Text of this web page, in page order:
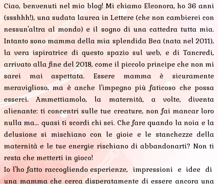
Ciao, benvenuti nel mio blog! Mi chiamo Eleonora, ho 36 anni
(ssshhh!), una sudata laurea in Lettere (che non cambierei con
nessun'altra al mondo) e il sogno di una cattedra tutta mia.
Intanto sono mamma della mia splendida Bea (nata nel 2011),
la vera ispiratrice di questo spazio sul web, e di Tancredi,
arrivato alla fine del 2018, come il piccolo principe che non mi
sarei mai aspettata. Essere mamma è sicuramente
meraviglioso, ma è anche l'impegno più faticoso che possa
esserci. Ammettiamolo, la maternità, a volte, diventa
alienante: ti concentri sulle tue creature, non fai mancar loro
nulla ma... quasi ti scordi chi sei. Che fare quando la noia e la
delusione si mischiano con le gioie e le stanchezze della
maternità e le tue energie rischiano di abbandonarti? Non ti
resta che metterti in gioco!
Io l'ho fatto raccogliendo esperienze, impressioni e idee di
una mamma che cerca disperatamente di essere ancora una